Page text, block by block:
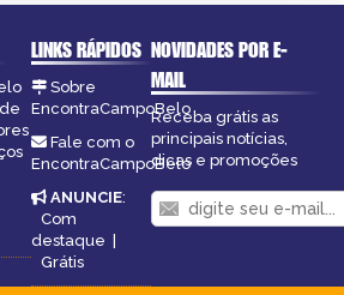
LINKS RÁPIDOS
Sobre
EncontraCampoBelo
Fale com o
EncontraCampoBelo
ANUNCIE:
Com
destaque
Grátis
NOVIDADES POR E-
MAIL
Receba grátis as
principais notícias,
dicas e promoções